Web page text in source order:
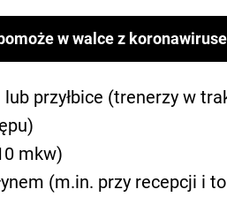
w walce z
przyłbice (trenerzy w
mkw)
(m.in. przy recepcji i